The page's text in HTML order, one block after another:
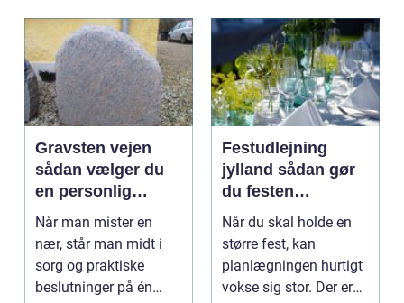
Gravsten vejen
sådan vælger du
en personlig
mindesten
Når man mister en
nær, står man midt i
sorg og praktiske
beslutninger på én
Festudlejning
jylland sådan gør
du festen
nemmere
Når du skal holde en
større fest, kan
planlægningen hurtigt
vokse sig stor. Der er